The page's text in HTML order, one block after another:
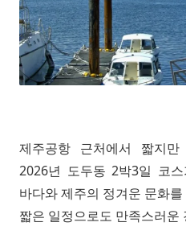
제주공항 근처에서 짧지
2026년 도두동 2박3일 코
바다와 제주의 정겨운 문화
짧은 일정으로도 만족스러운